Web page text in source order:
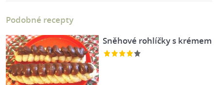
Podobné recepty
Sněhové rohlíčky s krémem